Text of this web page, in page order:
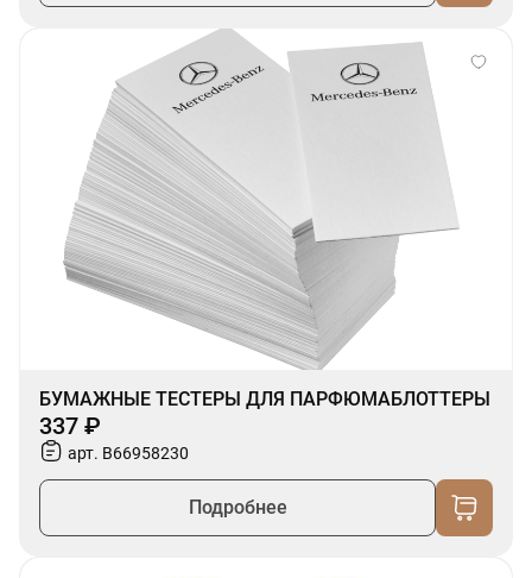
БУМАЖНЫЕ ТЕСТЕРЫ ДЛЯ ПАРФЮМАБЛОТТЕРЫ
337 ₽
арт. B66958230
Подробнее